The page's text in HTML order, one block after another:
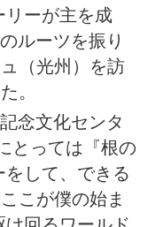
リーが主を成
ルーツを振り
（光州）を訪
。
念文化センタ
とっては『根の
して、できる
こが僕の始ま